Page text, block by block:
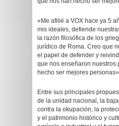
«Me afilié a VOX hace ya 5
mis ideales, defiende
la razón filosófica de los
jurídico de Roma. Creo que
el papel de defender y
que nos enseñaron nuestros
hecho ser mejores
Entre sus principales
de la unidad nacional, la
contra la okupación, la
y el patrimonio histórico y